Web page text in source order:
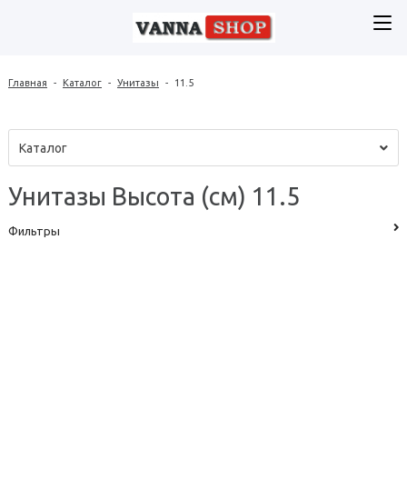
Главная - Каталог - Унитазы - 11.5
Каталог
Унитазы Высота (см) 11.5
Фильтры